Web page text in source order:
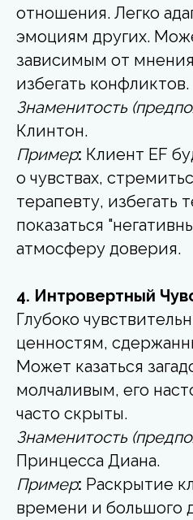
отношения. Легко
эмоциям других.
зависимым от
избегать конфликтов.
Знаменитость
Клинтон.
Пример: Клиент EF
о чувствах,
терапевту, избегать
показаться
атмосферу доверия.
4. Интровертный
Глубоко
ценностям,
Может казаться
молчаливым, его
часто скрыты.
Знаменитость
Принцесса Диана.
Пример: Раскрытие
времени и большого